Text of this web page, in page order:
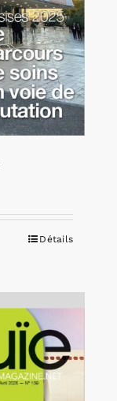
Détails